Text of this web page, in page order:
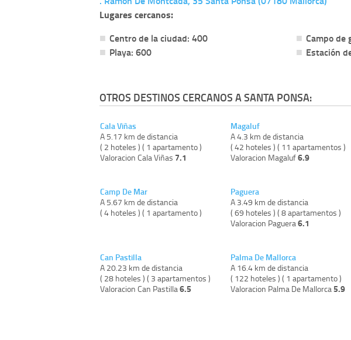
Lugares cercanos:
Centro de la ciudad: 400
Playa: 600
Campo de
Estación
OTROS DESTINOS CERCANOS A SANTA PONSA:
Cala Viñas
A 5.17 km de distancia
( 2 hoteles ) ( 1 apartamento )
Valoracion Cala Viñas 7.1
Camp De Mar
A 5.67 km de distancia
( 4 hoteles ) ( 1 apartamento )
Can Pastilla
A 20.23 km de distancia
( 28 hoteles ) ( 3 apartamentos )
Valoracion Can Pastilla 6.5
Magaluf
A 4.3 km de distancia
( 42 hoteles ) ( 11 apartamentos )
Valoracion Magaluf6.9
Paguera
A 3.49 km de distancia
( 69 hoteles ) ( 8 apartamentos )
Valoracion Paguera 6.1
Palma De Mallorca
A 16.4 km de distancia
( 122 hoteles ) ( 1 apartamento )
Valoracion Palma De Mallorca 5.9